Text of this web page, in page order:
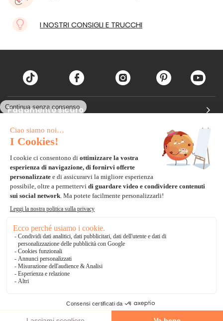
I NOSTRI CONSIGLI E TRUCCHI
Pagamento sicuro
Carta di credito
Paypal
Bonifico Bancario
3 volte senza tasse
*Soluzioni di consegna
Delivengo Domicilio Internazionale